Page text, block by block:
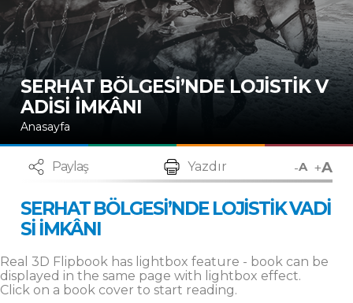
SERHAT BÖLGESİ’NDE LOJİSTİK V
ADİSİ İMKÂNI
Anasayfa
SERHAT BÖLGESİ’NDE LOJİSTİK VADİ
Sİ İMKÂNI
Paylaş Yazdır -A +A
Real 3D Flipbook has lightbox feature - book can be
displayed in the same page with lightbox effect.
Click on a book cover to start reading.